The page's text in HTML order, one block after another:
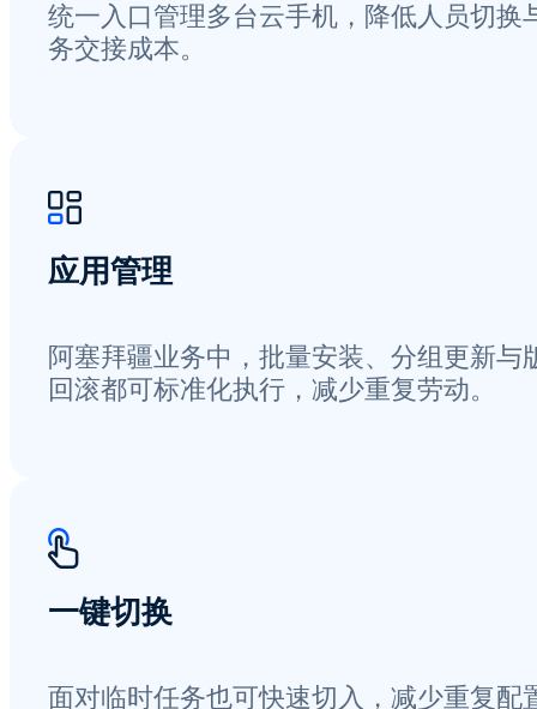
统一入口管理多台云手机，降低人员切换
务交接成本。
应用管理
阿塞拜疆业务中，批量安装、分组更新与
回滚都可标准化执行，减少重复劳动。
一键切换
面对临时任务也可快速切入，减少重复配